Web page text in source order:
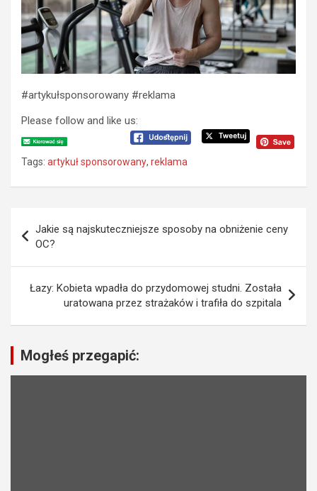
#artykułsponsorowany #reklama
Please follow and like us:
Tags: artykuł sponsorowany, reklama
w
a
j
Jakie są najskuteczniejsze sposoby na obniżenie ceny
OC?
Łazy: Kobieta wpadła do przydomowej studni. Została
uratowana przez strażaków i trafiła do szpitala
Mogłeś przegapić: